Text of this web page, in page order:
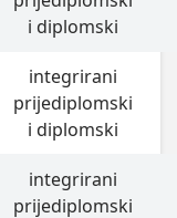
i diplomski
integrirani
prijediplomski
i diplomski
integrirani
prijediplomski